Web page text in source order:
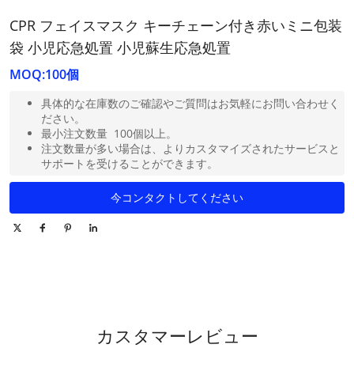
CPR フェイスマスク キーチェーン付き赤いミニ包装
袋 小児応急処置 小児蘇生応急処置
MOQ:100個
具体的な在庫数のご確認やご質問はお気軽にお問い合わせく
ださい。
最小注文数量 100個以上。
注文数量が多い場合は、よりカスタマイズされたサービスと
サポートを受けることができます。
今コンタクトしてください
カスタマーレビュー